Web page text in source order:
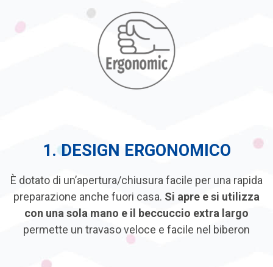
1. DESIGN ERGONOMICO
È dotato di un’apertura/chiusura facile per una rapida
preparazione anche fuori casa. Si apre e si utilizza
con una sola mano e il beccuccio extra largo
permette un travaso veloce e facile nel biberon